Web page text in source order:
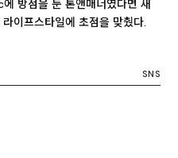
방점을 둔 톤앤매너였다면 새
이프스타일에 초점을 맞췄다.
SNS